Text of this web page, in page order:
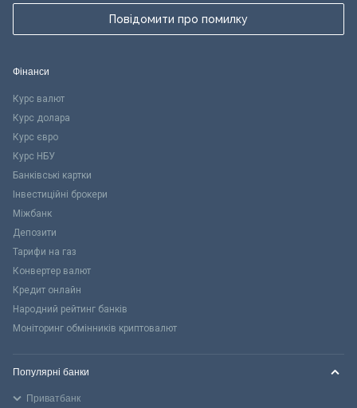
Повідомити про помилку
Фінанси
Курс валют
Курс долара
Курс євро
Курс НБУ
Банківські картки
Інвестиційні брокери
Міжбанк
Депозити
Тарифи на газ
Конвертер валют
Кредит онлайн
Народний рейтинг банків
Моніторинг обмінників криптовалют
Популярні банки
Приватбанк